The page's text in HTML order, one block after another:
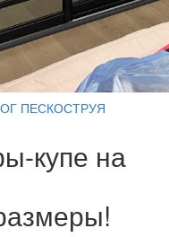
ПЕСКОСТРУЯ
купе на